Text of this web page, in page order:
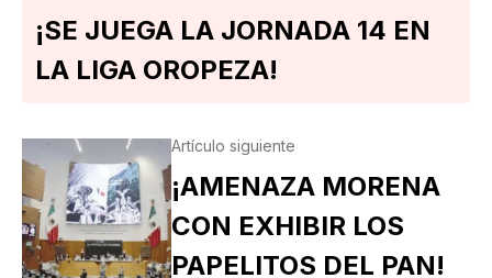
¡SE JUEGA LA JORNADA 14 EN
LA LIGA OROPEZA!
Artículo siguiente
¡AMENAZA MORENA
CON EXHIBIR LOS
PAPELITOS DEL PAN!